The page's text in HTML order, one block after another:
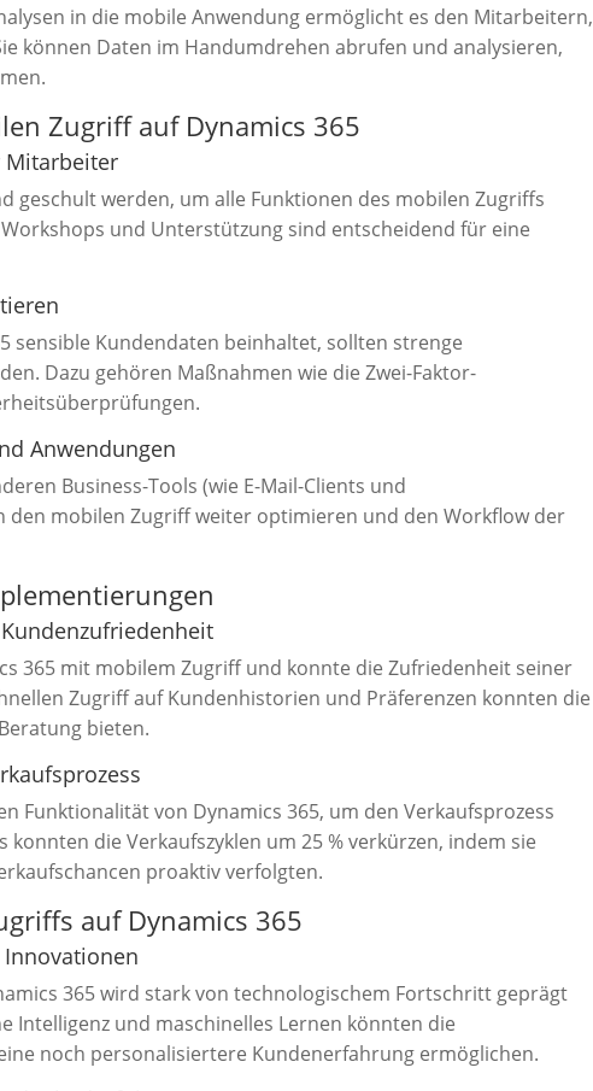
in die mobile Anwendung ermöglicht es den Mitarbeitern,
können Daten im Handumdrehen abrufen und analysieren,
Zugriff auf Dynamics 365
Mitarbeiter
geschult werden, um alle Funktionen des mobilen Zugriffs
und Unterstützung sind entscheidend für eine
sensible Kundendaten beinhaltet, sollten strenge
Dazu gehören Maßnahmen wie die Zwei-Faktor-
Anwendungen
Business-Tools (wie E-Mail-Clients und
den mobilen Zugriff weiter optimieren und den Workflow der
365 mit mobilem Zugriff und konnte die Zufriedenheit seiner
Zugriff auf Kundenhistorien und Präferenzen konnten die
bieten.
Funktionalität von Dynamics 365, um den Verkaufsprozess
die Verkaufszyklen um 25 % verkürzen, indem sie
proaktiv verfolgten.
auf Dynamics 365
365 wird stark von technologischem Fortschritt geprägt
Intelligenz und maschinelles Lernen könnten die
noch personalisiertere Kundenerfahrung ermöglichen.